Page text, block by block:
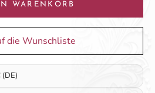
WARENKORB